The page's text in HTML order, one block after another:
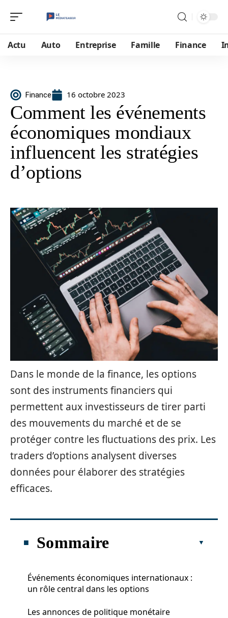
Actu Auto Entreprise Famille Finance
Finance 16 octobre 2023
Comment les événements
économiques mondiaux
influencent les stratégies
d’options
Dans le monde de la finance, les options
sont des instruments financiers qui
permettent aux investisseurs de tirer parti
des mouvements du marché et de se
protéger contre les fluctuations des prix. Les
traders d’options analysent diverses
données pour élaborer des stratégies
efficaces.
Sommaire
Événements économiques internationaux :
un rôle central dans les options
Les annonces de politique monétaire